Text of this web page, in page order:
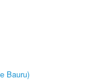
Bauru)